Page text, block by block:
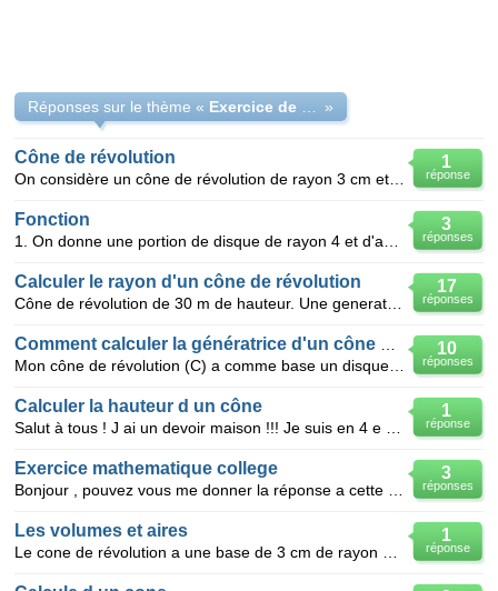
Réponses sur le thème « »
1
réponse
Cône de révolution
3
réponses
Fonction
17
réponses
Calculer le rayon d'un cône de révolution
10
réponses
1
réponse
Calculer la hauteur d un cône
3
réponses
Exercice mathematique college
1
réponse
Les volumes et aires